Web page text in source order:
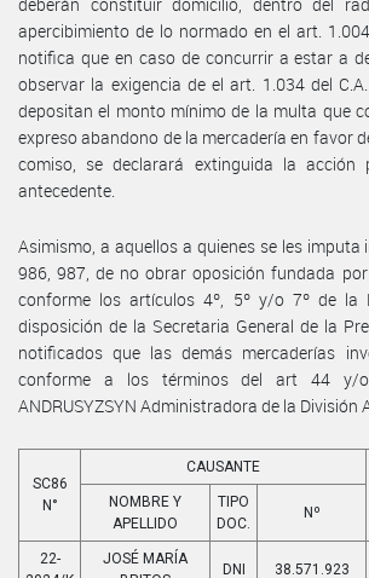
apercibimiento de lo normado en el art.
notifica que en caso de concurrir a estar a
observar la exigencia de el art. 1.034 del
depositan el monto mínimo de la multa que
expreso abandono de la mercadería en favor
comiso, se declarará extinguida la
antecedente.
Asimismo, a aquellos a quienes se les
986, 987, de no obrar oposición fundada
conforme los artículos 4º, 5º y/o 7º de la
disposición de la Secretaria General de la
notificados que las demás mercaderías
conforme a los términos del art 44 y/
ANDRUSYZSYN Administradora de la División
SC86
N°
CAUSANTE
NOMBRE Y
APELLIDO
TIPO
DOC.
Nº
22-
JOSÉ MARÍA
DNI 38.571.923